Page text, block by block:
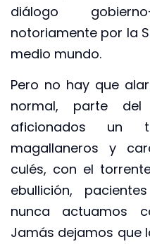
diálogo
notoriamente por la
medio mundo.
Pero no hay que
normal, parte
aficionados un
magallaneros y
culés, con el
ebullición,
nunca actuamos
Jamás dejamos que